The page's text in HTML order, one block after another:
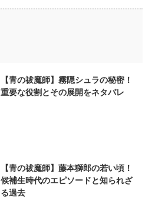
【青の祓魔師】霧隠シュラの秘密！
重要な役割とその展開をネタバレ
【青の祓魔師】藤本獅郎の若い頃！
候補生時代のエピソードと知られざ
る過去